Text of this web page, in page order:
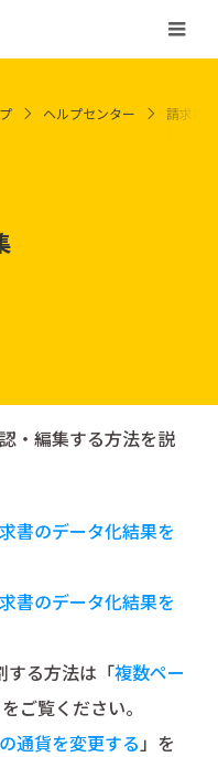
ヘルプセンター 請求書
・編集する方法を説
書のデータ化結果を
書のデータ化結果を
する方法は「複数ペー
をご覧ください。
通貨を変更する 」を